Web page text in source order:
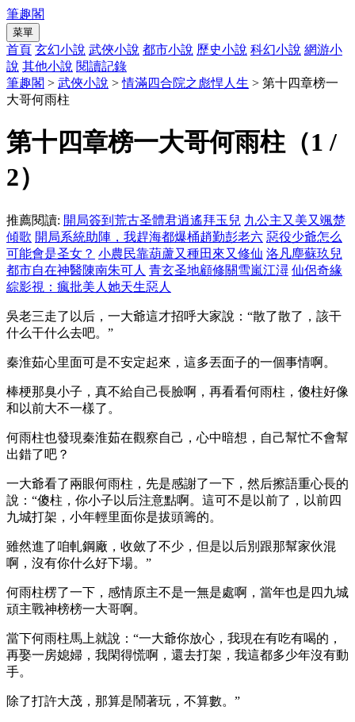
筆趣閣
菜單
首頁 玄幻小說 武俠小說 都市小說 歷史小說 科幻小說 網游小
說 其他小說 閱讀記錄
筆趣閣 > 武俠小說 >情滿四合院之彪悍人生 > 第十四章榜一
大哥何雨柱
第十四章榜一大哥何雨柱（1 /
2）
推薦閱讀: 開局簽到荒古圣體君逍遙拜玉兒 九公主又美又颯楚
傾歌 開局系統助陣，我趕海都爆桶趙勤彭老六 惡役少爺怎么
可能會是圣女？ 小農民靠葫蘆又種田來又修仙 洛凡塵蘇玖兒
都市自在神醫陳南朱可人 青玄圣地顧修關雪嵐江潯 仙侶奇緣
綜影視：瘋批美人她天生惡人
吳老三走了以后，一大爺這才招呼大家說：“散了散了，該干
什么干什么去吧。”
秦淮茹心里面可是不安定起來，這多丟面子的一個事情啊。
棒梗那臭小子，真不給自己長臉啊，再看看何雨柱，傻柱好像
和以前大不一樣了。
何雨柱也發現秦淮茹在觀察自己，心中暗想，自己幫忙不會幫
出錯了吧？
一大爺看了兩眼何雨柱，先是感謝了一下，然后擦語重心長的
說：“傻柱，你小子以后注意點啊。這可不是以前了，以前四
九城打架，小年輕里面你是拔頭籌的。
雖然進了咱軋鋼廠，收斂了不少，但是以后別跟那幫家伙混
啊，沒有你什么好下場。”
何雨柱楞了一下，感情原主不是一無是處啊，當年也是四九城
頑主戰神榜榜一大哥啊。
當下何雨柱馬上就說：“一大爺你放心，我現在有吃有喝的，
再娶一房媳婦，我閑得慌啊，還去打架，我這都多少年沒有動
手。
除了打許大茂，那算是鬧著玩，不算數。”